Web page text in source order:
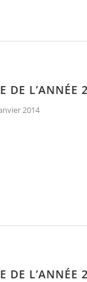
DE L’ANNÉE
2014
DE L’ANNÉE